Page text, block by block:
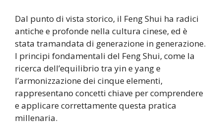
Dal punto di vista storico, il Feng Shui ha radici
antiche e profonde nella cultura cinese, ed è
stata tramandata di generazione in generazione.
I principi fondamentali del Feng Shui, come la
ricerca dell’equilibrio tra yin e yang e
l’armonizzazione dei cinque elementi,
rappresentano concetti chiave per comprendere
e applicare correttamente questa pratica
millenaria.